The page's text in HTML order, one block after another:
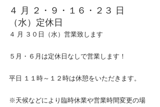
４ 月 ２・９・１６・２３ 日
（水）定休日
４ 月 ３０日（水）営業致します
５月・６月は定休日なしで営業します！
平日 １１時～１２時は休憩をいただきます。
※天候などにより臨時休業や営業時間変更の場